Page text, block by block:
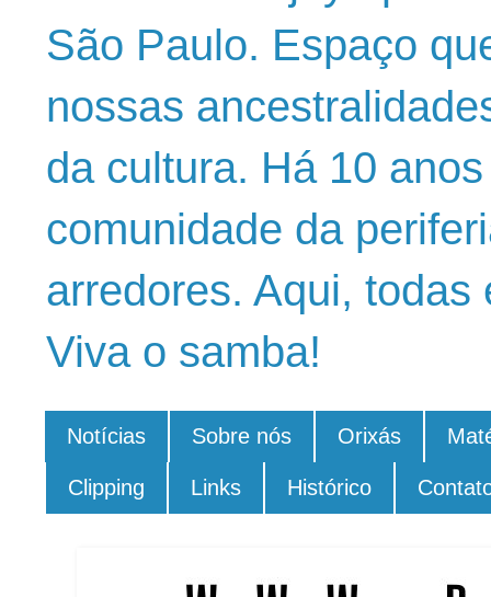
São Paulo. Espaço
nossas
da cultura. Há 10
comunidade da
arredores. Aqui,
Viva o samba!
Notícias Sobre nós Orixás
Clipping Links Histórico